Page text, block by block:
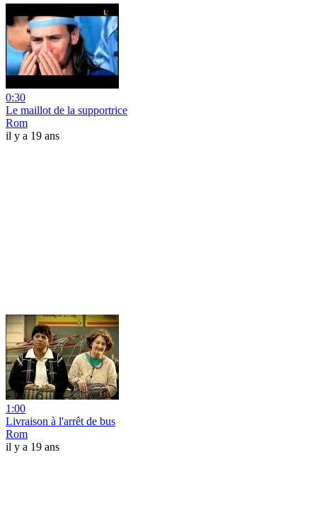
0:30
Le maillot de la supportrice
Rom
il y a 19 ans
1:00
Livraison à l'arrêt de bus
Rom
il y a 19 ans